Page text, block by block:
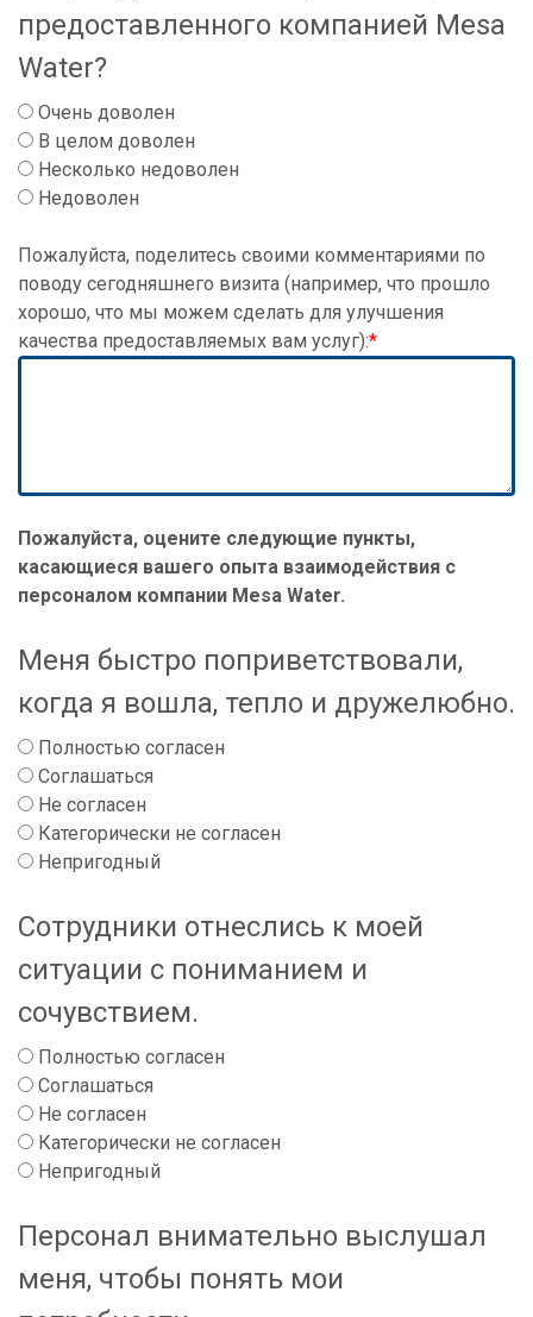
предоставленного компанией Mesa
Water?
Очень доволен
В целом доволен
Несколько недоволен
Недоволен
Пожалуйста, поделитесь своими комментариями по
поводу сегодняшнего визита (например, что прошло
хорошо, что мы можем сделать для улучшения
качества предоставляемых вам услуг):
Пожалуйста, оцените следующие пункты,
касающиеся вашего опыта взаимодействия с
персоналом компании Mesa Water.
Меня быстро поприветствовали,
когда я вошла, тепло и дружелюбно.
Полностью согласен
Соглашаться
Не согласен
Категорически не согласен
Непригодный
Сотрудники отнеслись к моей
ситуации с пониманием и
сочувствием.
Полностью согласен
Соглашаться
Не согласен
Категорически не согласен
Непригодный
Персонал внимательно выслушал
меня, чтобы понять мои